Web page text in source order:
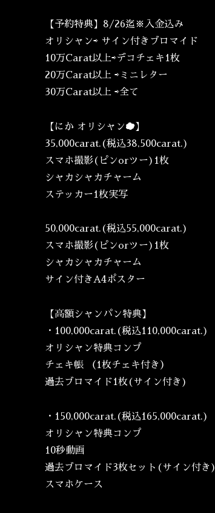
【予約特典】8/26迄※入金込み
オリシャン⇨ サイン付きブロマイド
10万Carat以上⇨デコチェキ1枚
20万Carat以上 ⇨ミニレター
30万Carat以上 ⇨全て
【にか オリシャン☁️】
35,000carat.(税込38,500carat.)
スマホ撮影(ピンorツー)1枚
シャカシャカチャーム
ステッカー1枚実写
50,000carat.(税込55,000carat.)
スマホ撮影(ピンorツー)1枚
シャカシャカチャーム
サイン付きA4ポスター
【高額シャンパン特典】
・100,000carat.(税込110,000carat.)
オリシャン特典コンプ
チェキ帳 （1枚チェキ付き）
過去ブロマイド1枚(サイン付き)
・150,000carat.(税込165,000carat.)
オリシャン特典コンプ
10秒動画
過去ブロマイド3枚セット(サイン付き)
スマホケース